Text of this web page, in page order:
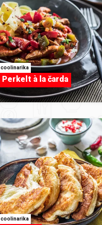
coolinarika
Perkelt à la čarda
coolinarika